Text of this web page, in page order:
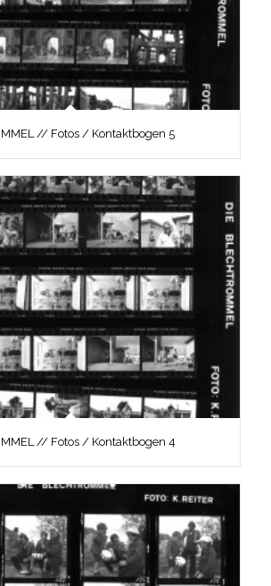
// Fotos / Kontaktbogen 5
// Fotos / Kontaktbogen 4